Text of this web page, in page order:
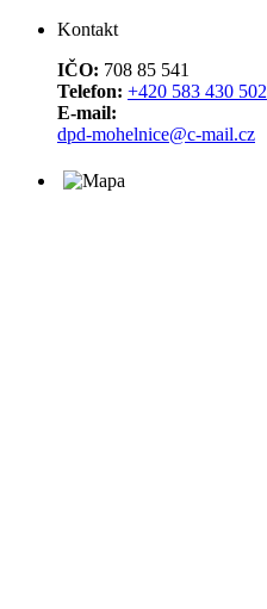
Kontakt
IČO: 708 85 541
Telefon: +420 583 430 502
E-mail:
dpd-mohelnice@c-mail.cz